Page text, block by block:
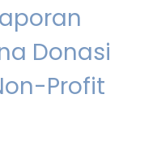
Donasi
Profit